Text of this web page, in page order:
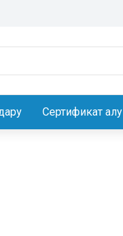
Сертификат алу